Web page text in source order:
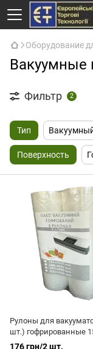
Оборудование
Вакуумные
Фильтр 2
Тип
Поверхность
Рулоны для
шт.) гофрированные
BERG
176 грн/2 шт.